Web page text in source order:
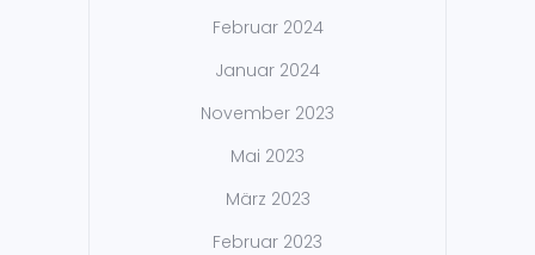
Februar 2024
Januar 2024
November 2023
Mai 2023
März 2023
Februar 2023